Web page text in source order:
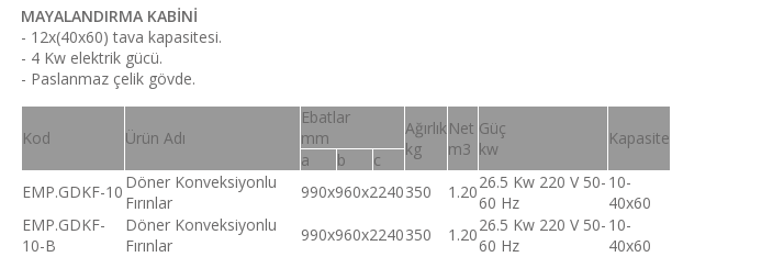
MAYALANDIRMA KABİNİ
- 12x(40x60) tava kapasitesi.
- 4 Kw elektrik gücü.
- Paslanmaz çelik gövde.
Kod Ürün Adı
Ebatlar
mm
Ağırlık
kg
Net
m3
Güç
kw
Kapasite
a
b
c
EMP.GDKF-10 Döner Konveksiyonlu
Fırınlar
990x960x2240350 1.2026.5 Kw 220 V 50-
60 Hz
10-
40x60
EMP.GDKF-
10-B
Döner Konveksiyonlu
Fırınlar
990x960x2240350 1.2026.5 Kw 220 V 50-
60 Hz
10-
40x60